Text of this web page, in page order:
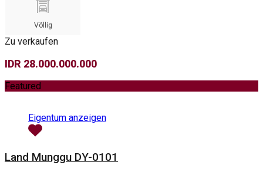
Völlig
Zu verkaufen
IDR 28.000.000.000
Featured
Eigentum anzeigen
Land Munggu DY-0101